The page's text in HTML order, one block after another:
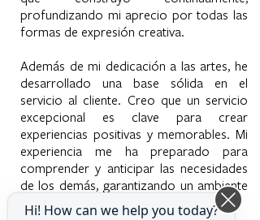
profundizando mi aprecio por todas las
formas de expresión creativa.
Además de mi dedicación a las artes, he
desarrollado una base sólida en el
servicio al cliente. Creo que un servicio
excepcional es clave para crear
experiencias positivas y memorables. Mi
experiencia me ha preparado para
comprender y anticipar las necesidades
de los demás, garantizando un ambiente
acogedor y de apoyo para todos.
Hi! How can we help you today?